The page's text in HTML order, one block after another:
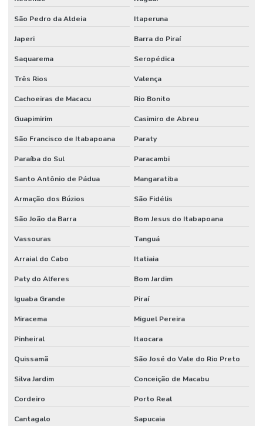
São Pedro da Aldeia Itaperuna
Japeri Barra do Piraí
Saquarema Seropédica
Três Rios Valença
Cachoeiras de Macacu Rio Bonito
Guapimirim Casimiro de Abreu
São Francisco de Itabapoana Paraty
Paraíba do Sul Paracambi
Santo Antônio de Pádua Mangaratiba
Armação dos Búzios São Fidélis
São João da Barra Bom Jesus do Itabapoana
Vassouras Tanguá
Arraial do Cabo Itatiaia
Paty do Alferes Bom Jardim
Iguaba Grande Piraí
Miracema Miguel Pereira
Pinheiral Itaocara
Quissamã São José do Vale do Rio Preto
Silva Jardim Conceição de Macabu
Cordeiro Porto Real
Cantagalo Sapucaia